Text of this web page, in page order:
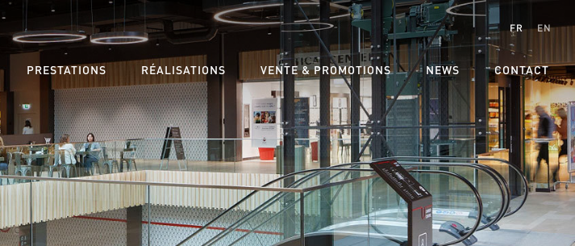
PRESTATIONS RÉALISATIONS VENTE & PROMOTIONS NEWS CONTACT
FR EN